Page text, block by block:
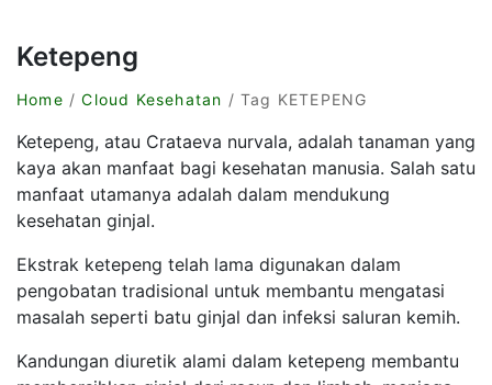
Ketepeng
Home /Cloud Kesehatan / Tag KETEPENG
Ketepeng, atau Crataeva nurvala, adalah tanaman yang
kaya akan manfaat bagi kesehatan manusia. Salah satu
manfaat utamanya adalah dalam mendukung
kesehatan ginjal.
Ekstrak ketepeng telah lama digunakan dalam
pengobatan tradisional untuk membantu mengatasi
masalah seperti batu ginjal dan infeksi saluran kemih.
Kandungan diuretik alami dalam ketepeng membantu